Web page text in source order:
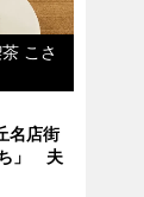
こさ
名店街
ち」 夫